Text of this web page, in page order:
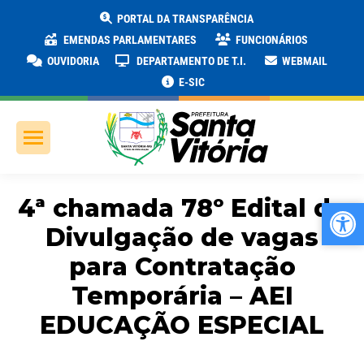
PORTAL DA TRANSPARÊNCIA
EMENDAS PARLAMENTARES
FUNCIONÁRIOS
OUVIDORIA
DEPARTAMENTO DE T.I.
WEBMAIL
E-SIC
4ª chamada 78º Edital de
Divulgação de vagas
para Contratação
Temporária – AEI
EDUCAÇÃO ESPECIAL